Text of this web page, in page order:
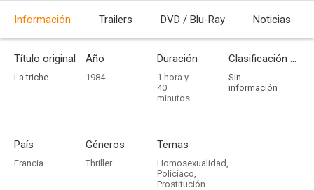
Estrenada
Información Trailers DVD / Blu-Ray Noticias
Título original
La triche
Año
1984
Duración
1 hora y
40
minutos
Clasificación por edades
Sin
información
País
Francia
Géneros
Thriller
Temas
Homosexualidad,
Policíaco,
Prostitución